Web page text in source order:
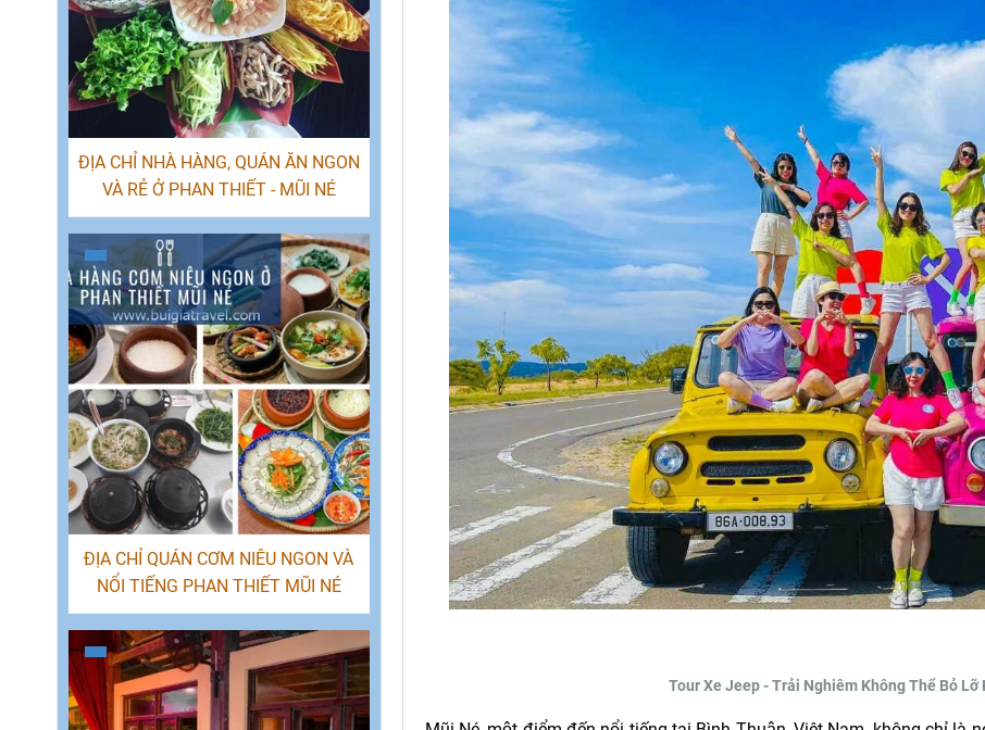
Tour Xe Jeep - Trải Nghiêm Không Thể Bỏ Lỡ
ĐỊA CHỈ NHÀ HÀNG, QUÁN ĂN NGON
VÀ RẺ Ở PHAN THIẾT - MŨI NÉ
ĐỊA CHỈ QUÁN CƠM NIÊU NGON VÀ
NỔI TIẾNG PHAN THIẾT MŨI NÉ